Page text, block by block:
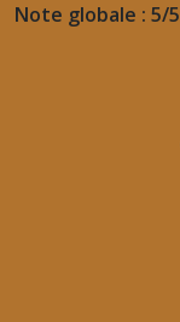
Note globale : 5/5